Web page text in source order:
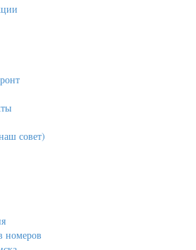
совет)
номеров